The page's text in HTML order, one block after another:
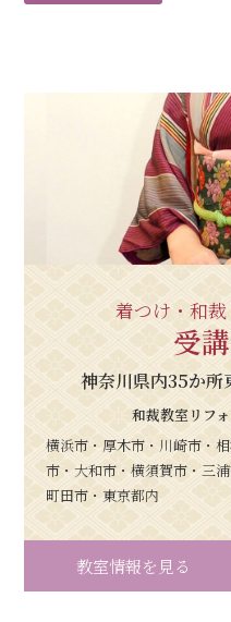
着つけ・和
受
神奈川県内35か所
和裁教室リフ
横浜市・厚木市・川崎市・
市・大和市・横須賀市・三
町田市・東京都内
教室情報を見る